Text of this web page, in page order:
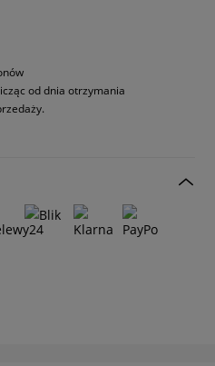
od dnia otrzymania